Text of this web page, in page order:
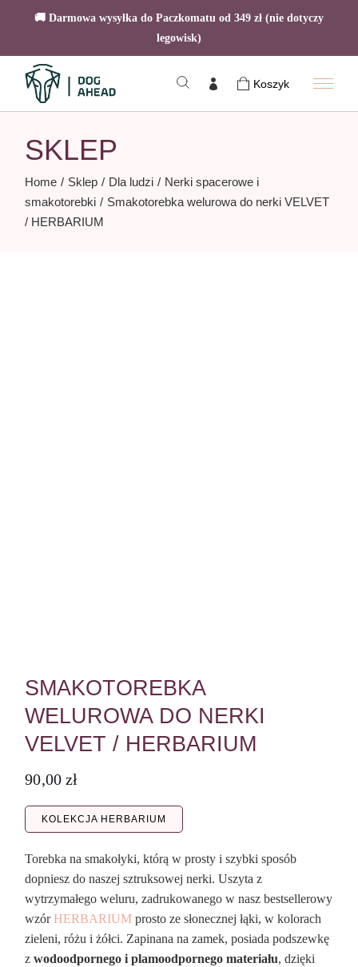
🚚 Darmowa wysyłka do Paczkomatu od 349 zł (nie dotyczy
legowisk)
content
Koszyk
SKLEP
Home Sklep Dla ludzi
Nerki spacerowe i
smakotorebki
Smakotorebka welurowa do nerki VELVET
/ HERBARIUM
SMAKOTOREBKA
WELUROWA DO NERKI
VELVET / HERBARIUM
90,00 zł
KOLEKCJA HERBARIUM
Torebka na smakołyki, którą w prosty i szybki sposób
dopniesz do naszej sztruksowej nerki. Uszyta z
wytrzymałego weluru, zadrukowanego w nasz bestsellerowy
wzórHERBARIUM prosto ze słonecznej łąki, w kolorach
zieleni, różu i żółci. Zapinana na zamek, posiada podszewkę
zwodoodpornego i plamoodpornego materiału, dzięki